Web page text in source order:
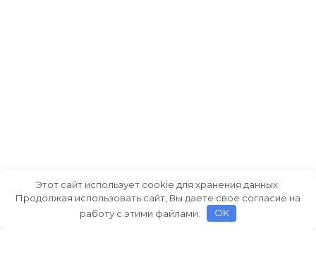
Этот сайт использует cookie для хранения данных.
Продолжая использовать сайт, Вы даете свое согласие на
работу с этими файлами.
OK